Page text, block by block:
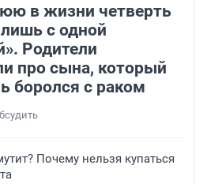
в жизни четверть
с одной
Родители
про сына, который
боролся с раком
Почему нельзя купаться